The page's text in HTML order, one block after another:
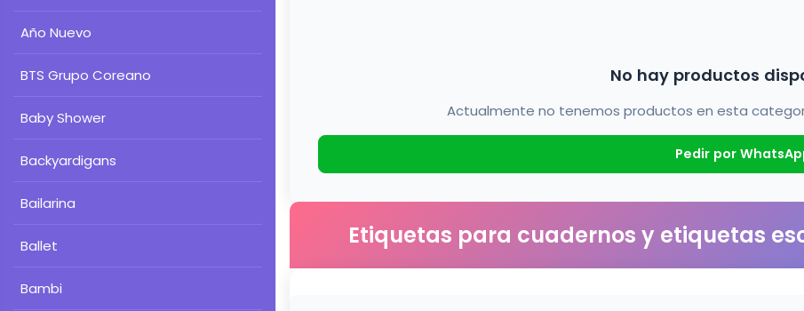
Año Nuevo
BTS Grupo Coreano
Baby Shower
Backyardigans
Bailarina
Ballet
Bambi
No hay productos
Actualmente no tenemos productos en esta
Pedir por
Etiquetas para cuadernos y etiquetas